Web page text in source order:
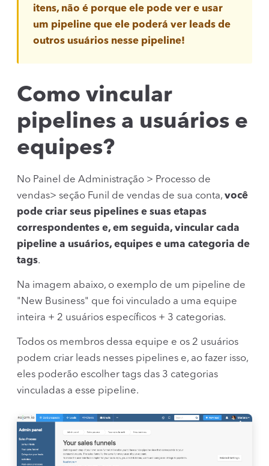
itens, não é porque ele pode ver e usar
um pipeline que ele poderá ver leads de
outros usuários nesse pipeline!
Como vincular
pipelines a usuários e
equipes?
No Painel de Administração > Processo de
vendas> seção Funil de vendas de sua conta, você
pode criar seus pipelines e suas etapas
correspondentes e, em seguida, vincular cada
pipeline a usuários, equipes e uma categoria de
tags.
Na imagem abaixo, o exemplo de um pipeline de
"New Business" que foi vinculado a uma equipe
inteira + 2 usuários específicos + 3 categorias.
Todos os membros dessa equipe e os 2 usuários
podem criar leads nesses pipelines e, ao fazer isso,
eles poderão escolher tags das 3 categorias
vinculadas a esse pipeline.